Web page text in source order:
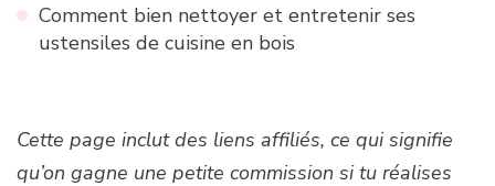
Comment bien nettoyer et entretenir ses
ustensiles de cuisine en bois
Cette page inclut des liens affiliés, ce qui signifie
qu’on gagne une petite commission si tu réalises